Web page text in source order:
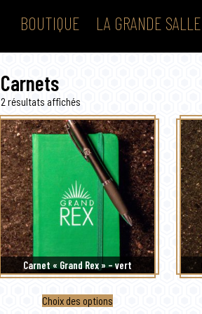
BOUTIQUE LA GRANDE SALLE
Carnets
2 résultats affichés
du
plus
récent
au
plus
ancien
Carnet « Grand Rex » – vert
Choix des options